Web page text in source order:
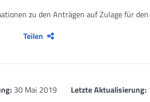
zu den Anträgen auf Zulage für
Teilen
30 Mai 2019 Letzte Aktualisierung: